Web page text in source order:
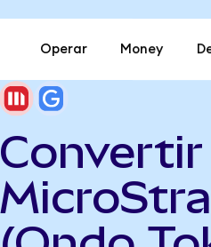
Operar Money
Convertir